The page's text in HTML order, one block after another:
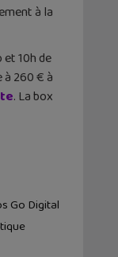
à la
10h de
260 € à
. La box
Go Digital